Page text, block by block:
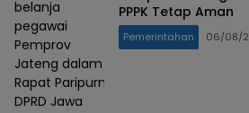
belanja
pegawai
Pemprov
Jateng dalam
Rapat Paripurna
DPRD Jawa
PPPK Tetap Aman
Pemerintahan 06/08/